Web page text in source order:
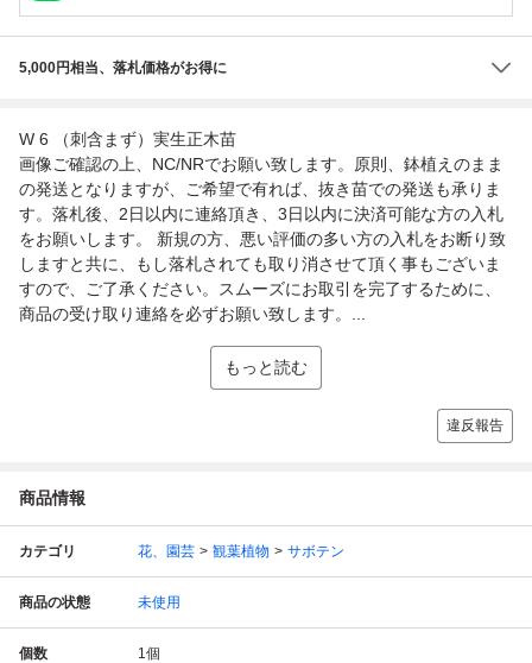
5,000円相当、落札価格がお得に
W 6 （刺含まず）実生正木苗
画像ご確認の上、NC/NRでお願い致します。原則、鉢植えのまま
の発送となりますが、ご希望で有れば、抜き苗での発送も承りま
す。落札後、2日以内に連絡頂き、3日以内に決済可能な方の入札
をお願いします。 新規の方、悪い評価の多い方の入札をお断り致
しますと共に、もし落札されても取り消させて頂く事もございま
すので、ご了承ください。スムーズにお取引を完了するために、
商品の受け取り連絡を必ずお願い致します。...
もっと読む
違反報告
商品情報
カテゴリ 花、園芸 観葉植物 サボテン
商品の状態 未使用
個数 1個